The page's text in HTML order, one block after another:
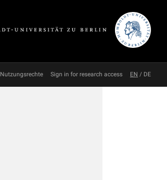
Nutzungsrechte Sign in for research access EN / DE